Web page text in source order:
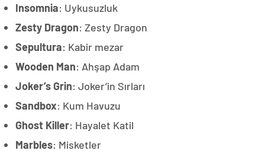
Insomnia: Uykusuzluk
Zesty Dragon: Zesty Dragon
Sepultura: Kabir mezar
Wooden Man: Ahşap Adam
Joker’s Grin: Joker’in Sırları
Sandbox: Kum Havuzu
Ghost Killer: Hayalet Katil
Marbles: Misketler